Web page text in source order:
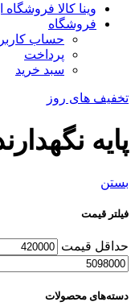
وینا کالا فروشگاه
فروشگاه
حساب
پرداخت
سبد خرید
تخفیف های روز
پایه
بستن
فیلتر قیمت
حداقل قیمت
دسته‌های محصولات